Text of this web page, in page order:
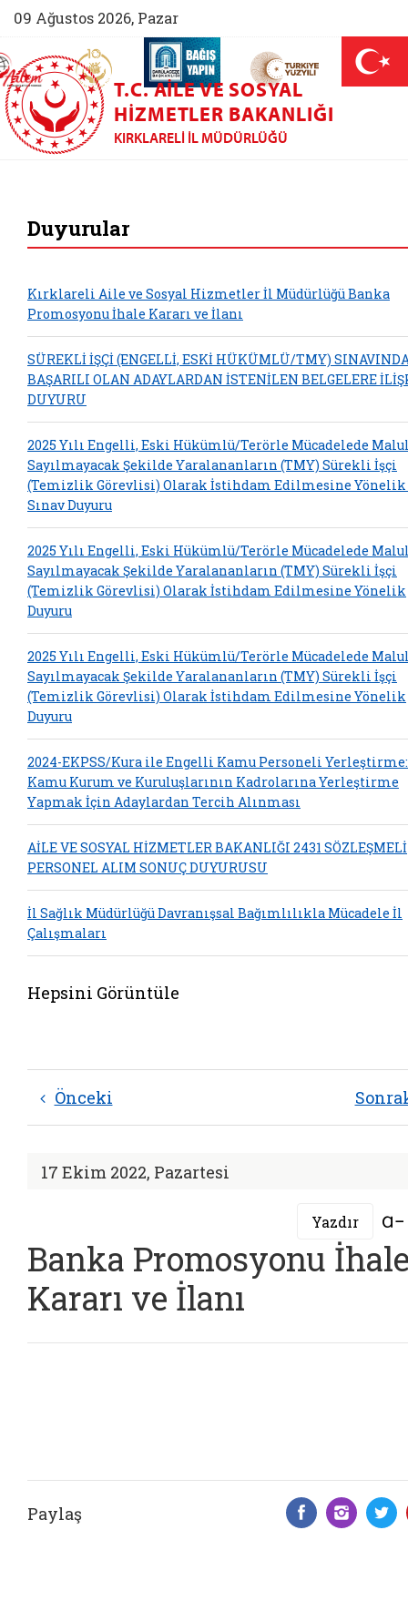
09 Ağustos 2026, Pazar
(yeni sekmede açılır)
AİLEM İletişim Merkezi (yeni sekmede açılır)
Aile ve Nüfus On Yılı (yeni sekmede açılır)
Darülaceze bağış sayfası (yeni
T.C. AILE VE SOSYAL
HIZMETLER BAKANLIĞI
KIRKLARELI İL MÜDÜRLÜĞÜ
Duyurular
Kırklareli Aile ve Sosyal Hizmetler İl Müdürlüğü Banka
Promosyonu İhale Kararı ve İlanı
SÜREKLİ İŞÇİ (ENGELLİ, ESKİ HÜKÜMLÜ/TMY)
BAŞARILI OLAN ADAYLARDAN İSTENİLEN BELGELERE
DUYURU
2025 Yılı Engelli, Eski Hükümlü/Terörle Mücadelede
Sayılmayacak Şekilde Yaralananların (TMY) Sürekli İşçi
(Temizlik Görevlisi) Olarak İstihdam Edilmesine Yönelik
Sınav Duyuru
2025 Yılı Engelli, Eski Hükümlü/Terörle Mücadelede
Sayılmayacak Şekilde Yaralananların (TMY) Sürekli İşçi
(Temizlik Görevlisi) Olarak İstihdam Edilmesine Yönelik
Duyuru
2025 Yılı Engelli, Eski Hükümlü/Terörle Mücadelede
Sayılmayacak Şekilde Yaralananların (TMY) Sürekli İşçi
(Temizlik Görevlisi) Olarak İstihdam Edilmesine Yönelik
Duyuru
2024-EKPSS/Kura ile Engelli Kamu Personeli Yerleştirme:
Kamu Kurum ve Kuruluşlarının Kadrolarına Yerleştirme
Yapmak İçin Adaylardan Tercih Alınması
AİLE VE SOSYAL HİZMETLER BAKANLIĞI 2431 SÖZLEŞMELİ
PERSONEL ALIM SONUÇ DUYURUSU
İl Sağlık Müdürlüğü Davranışsal Bağımlılıkla Mücadele İl
Çalışmaları
Hepsini Görüntüle
Önceki
17 Ekim 2022, Pazartesi
Yazdır
Banka Promosyonu
Kararı ve İlanı
Paylaş